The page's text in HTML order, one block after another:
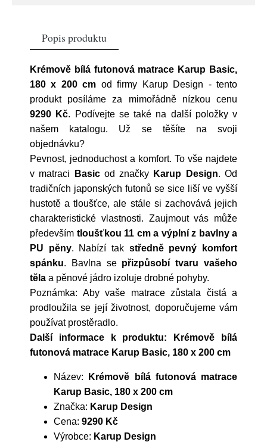
Popis produktu
Krémově bílá futonová matrace Karup Basic,
180 x 200 cm od firmy Karup Design - tento
produkt posíláme za mimořádně nízkou cenu
9290 Kč. Podívejte se také na další položky v
našem katalogu. Už se těšíte na svoji
objednávku?
Pevnost, jednoduchost a komfort. To vše najdete
v matraci
Basicod značky Karup Design. Od
tradičních japonských futonů se sice liší ve vyšší
hustotě a tloušťce, ale stále si zachovává jejich
charakteristické vlastnosti. Zaujmout vás může
především tloušťkou 11 cm a výplní z bavlny a
PU pěny. Nabízí tak středně pevný komfort
spánku. Bavlna se přizpůsobí tvaru vašeho
těla a pěnové jádro izoluje drobné pohyby.
Poznámka: Aby vaše matrace zůstala čistá a
prodloužila se její životnost, doporučujeme vám
používat prostěradlo.
Další informace k produktu: Krémově bílá
futonová matrace Karup Basic, 180 x 200 cm
Název:
Krémově bílá futonová matrace
Karup Basic, 180 x 200 cm
Značka: Karup Design
Cena: 9290 Kč
Výrobce: Karup Design